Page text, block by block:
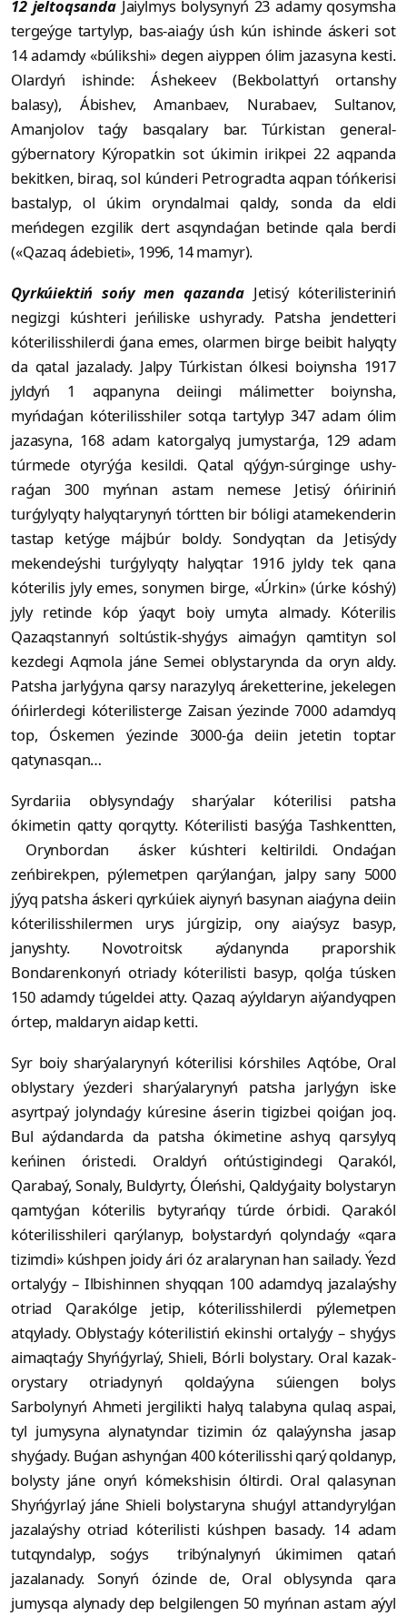
12 jeltoqsandaJaiylmys bolysynyń 23 adamy qosymsha
tergeýge tartylyp, bas-aiaǵy úsh kún ishinde áskeri sot
14 adamdy «búlikshi» degen aiyppen ólim jazasyna kesti.
Olardyń ishinde: Áshekeev (Bekbolattyń ortanshy
balasy), Ábishev, Amanbaev, Nurabaev, Sultanov,
Amanjolov taǵy basqalary bar. Túrkistan general-
gýbernatory Kýropatkin sot úkimin irikpei 22 aqpanda
bekitken, biraq, sol kúnderi Petrogradta aqpan tóńkerisi
bastalyp, ol úkim oryndalmai qaldy, sonda da eldi
meńdegen ezgilik dert asqyndaǵan betinde qala berdi
(«Qazaq ádebieti», 1996, 14 mamyr).
Qyrkúiektiń sońy men qazandaJe­tisý kóterilisteriniń
negizgi kúshteri je­ńi­liske ushyrady. Patsha jendetteri
kóte­rilisshilerdi ǵana emes, olarmen birge bei­bit halyqty
da qatal jazalady. Jalpy Túrkistan ólkesi boiynsha 1917
jyldyń 1 aqpanyna deiingi málimetter boiynsha,
myńdaǵan kóterilisshiler sotqa tartylyp 347 adam ólim
jazasyna, 168 adam katorgalyq jumystarǵa, 129 adam
túrmede otyrýǵa kesildi. Qatal qýǵyn-súrginge ushy­
raǵan 300 myńnan astam nemese Jetisý óńiriniń
turǵylyqty halyqtarynyń tórtten bir bóligi atamekenderin
tastap ketýge májbúr boldy. Sondyqtan da Jetisýdy
mekendeýshi turǵylyqty halyqtar 1916 jyldy tek qana
kóterilis jyly emes, sonymen birge, «Úrkin» (úrke kóshý)
jyly retinde kóp ýaqyt boiy umyta almady. Kóterilis
Qazaqstannyń soltústik-shyǵys aimaǵyn qamtityn sol
kezdegi Aqmola jáne Semei oblystarynda da oryn aldy.
Patsha jar­lyǵyna qarsy narazylyq áreketterine, jekelegen
óńirlerdegi kóterilisterge Zaisan ýezinde 7000 adamdyq
top, Óskemen ýezinde 3000-ǵa deiin jetetin toptar
qatynasqan…
Syrdariia oblysyndaǵy sharýalar kóterilisi patsha
ókimetin qatty qor­qytty. Kóterilisti basýǵa Tashkent­ten,
Orynbordan ásker kúshteri kel­tiril­di. Ondaǵan
zeńbirekpen, pýle­met­­pen qarý­lanǵan, jalpy sany 5000
jýyq patsha áskeri qyrkúiek aiynyń basynan aiaǵyna deiin
kóte­rilisshilermen urys júrgizip, ony aiaýsyz basyp,
janyshty. Novotroitsk aýdanynda praporshik
Bondarenkonyń otriady kóterilisti basyp, qolǵa túsken
150 adamdy túgeldei atty. Qazaq aýyldaryn aiýandyqpen
órtep, maldaryn aidap ketti.
Syr boiy sharýalarynyń kóterilisi kórshiles Aqtóbe, Oral
oblystary ýez­deri sharýalarynyń patsha jar­ly­ǵyn iske
asyrtpaý jolyndaǵy kúre­sine áserin tigizbei qoiǵan joq.
Bul aý­dandarda da patsha ókimetine ashyq qarsylyq
keńinen óristedi. Oraldyń ońtústigindegi Qarakól,
Qarabaý, Sonaly, Buldyrty, Óleńshi, Qaldyǵaity bolystaryn
qamtyǵan kóte­rilis bytyrańqy túrde órbidi. Qarakól
kóterilisshileri qarýlanyp, bolystardyń qolyndaǵy «qara
tizimdi» kúshpen joidy ári óz aralarynan han sailady. Ýezd
ortalyǵy – Ilbishinnen shyqqan 100 adamdyq jazalaýshy
otriad Qarakólge jetip, kóte­rilisshilerdi pýlemetpen
atqylady. Oblystaǵy kóterilistiń ekinshi ortalyǵy – shy­ǵys
aimaqtaǵy Shyńǵyrlaý, Shieli, Bór­li bolystary. Oral ka­zak-
orystary otriadynyń qoldaýyna súien­­­gen bolys
Sarbolynyń Ahmeti jergi­likti halyq talabyna qulaq aspai,
tyl jumysyna alynatyndar tizimin óz qalaýynsha jasap
shyǵady. Buǵan ashynǵan 400 kóterilisshi qarý qoldanyp,
bolysty jáne onyń kómekshisin óltirdi. Oral qalasynan
Shyńǵyrlaý jáne Shieli bolystaryna shuǵyl attandyrylǵan
jazalaýshy otriad kóterilisti kúshpen basady. 14 adam
tutqyndalyp, soǵys tribýnalynyń úkimimen qatań
jazalanady. Sonyń ózinde de, Oral oblysynda qara
jumysqa alynady dep belgilengen 50 myńnan astam aýyl